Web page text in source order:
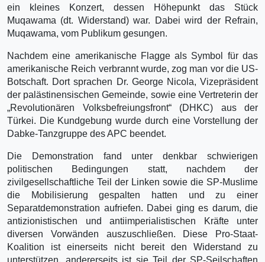
ein kleines Konzert, dessen Höhepunkt das Stück
Muqawama (dt. Widerstand) war. Dabei wird der Refrain,
Muqawama, vom Publikum gesungen.
Nachdem eine amerikanische Flagge als Symbol für das
amerikanische Reich verbrannt wurde, zog man vor die US-
Botschaft. Dort sprachen Dr. George Nicola, Vizepräsident
der palästinensischen Gemeinde, sowie eine Vertreterin der
„Revolutionären Volksbefreiungsfront“ (DHKC) aus der
Türkei. Die Kundgebung wurde durch eine Vorstellung der
Dabke-Tanzgruppe des APC beendet.
Die Demonstration fand unter denkbar schwierigen
politischen Bedingungen statt, nachdem der
zivilgesellschaftliche Teil der Linken sowie die SP-Muslime
die Mobilisierung gespalten hatten und zu einer
Separatdemonstration aufriefen. Dabei ging es darum, die
antizionistischen und antiimperialistischen Kräfte unter
diversen Vorwänden auszuschließen. Diese Pro-Staat-
Koalition ist einerseits nicht bereit den Widerstand zu
unterstützen, andererseits ist sie Teil der SP-Seilschaften